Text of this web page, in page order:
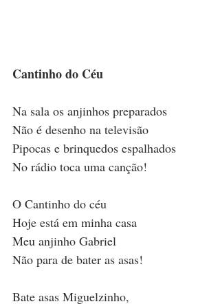
Cantinho do Céu
Na sala os anjinhos preparados
Não é desenho na televisão
Pipocas e brinquedos espalhados
No rádio toca uma canção!
O Cantinho do céu
Hoje está em minha casa
Meu anjinho Gabriel
Não para de bater as asas!
Bate asas Miguelzinho,